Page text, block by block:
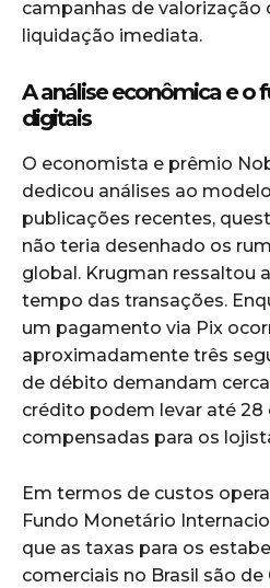
campanhas de valorização
liquidação imediata.
A análise econômica e o
digitais
O economista e prêmio
dedicou análises ao
publicações recentes,
não teria desenhado os
global. Krugman ressaltou
tempo das transações.
um pagamento via Pix
aproximadamente três
de débito demandam
crédito podem levar até 28
compensadas para os
Em termos de custos
Fundo Monetário
que as taxas para os
comerciais no Brasil são de